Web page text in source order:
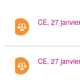
CE, 27
CE, 27